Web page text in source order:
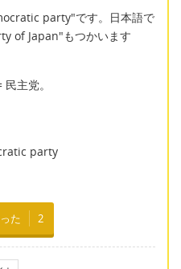
party"です。日本語で
of Japan"もつかいます
主党。
party
た 2